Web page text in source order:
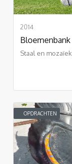
2014
Bloemenbank
Staal en mozaïek
OPDRACHTEN